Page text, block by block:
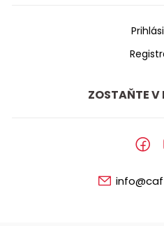
ZOSTAŇTE V